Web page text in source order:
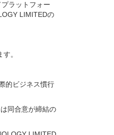
ラットフォー
LIMITEDの
。
的ビジネス慣行
同合意が締結の